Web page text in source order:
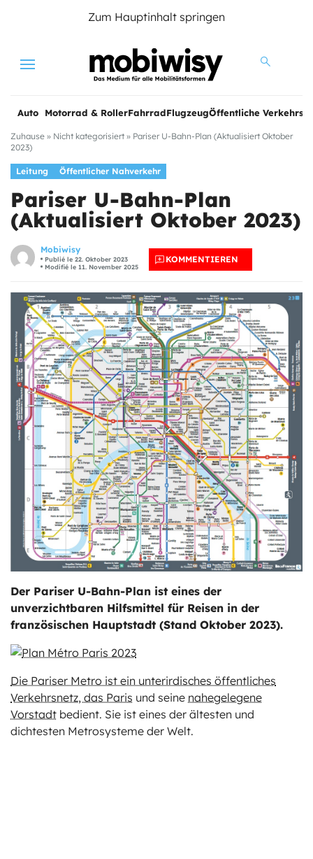
Zum Hauptinhalt springen
Menu
Auto Motorrad & RollerFahrradFlugzeugÖffentliche
Zuhause » Nicht kategorisiert » Pariser U-Bahn-Plan (Aktualisiert Oktober
2023)
Leitung Öffentlicher Nahverkehr
Pariser U-Bahn-Plan
(Aktualisiert Oktober 2023)
Mobiwisy
Publié le 22. Oktober 2023
Modifié le 11. November 2025
KOMMENTIEREN
Der Pariser U-Bahn-Plan ist eines der
unverzichtbaren Hilfsmittel für Reisen in der
französischen Hauptstadt (Stand Oktober 2023).
Die Pariser Metro ist ein unterirdisches öffentliches
Verkehrsnetz, das Paris und seine nahegelegene
Vorstadt bedient. Sie ist eines der ältesten und
dichtesten Metrosysteme der Welt.